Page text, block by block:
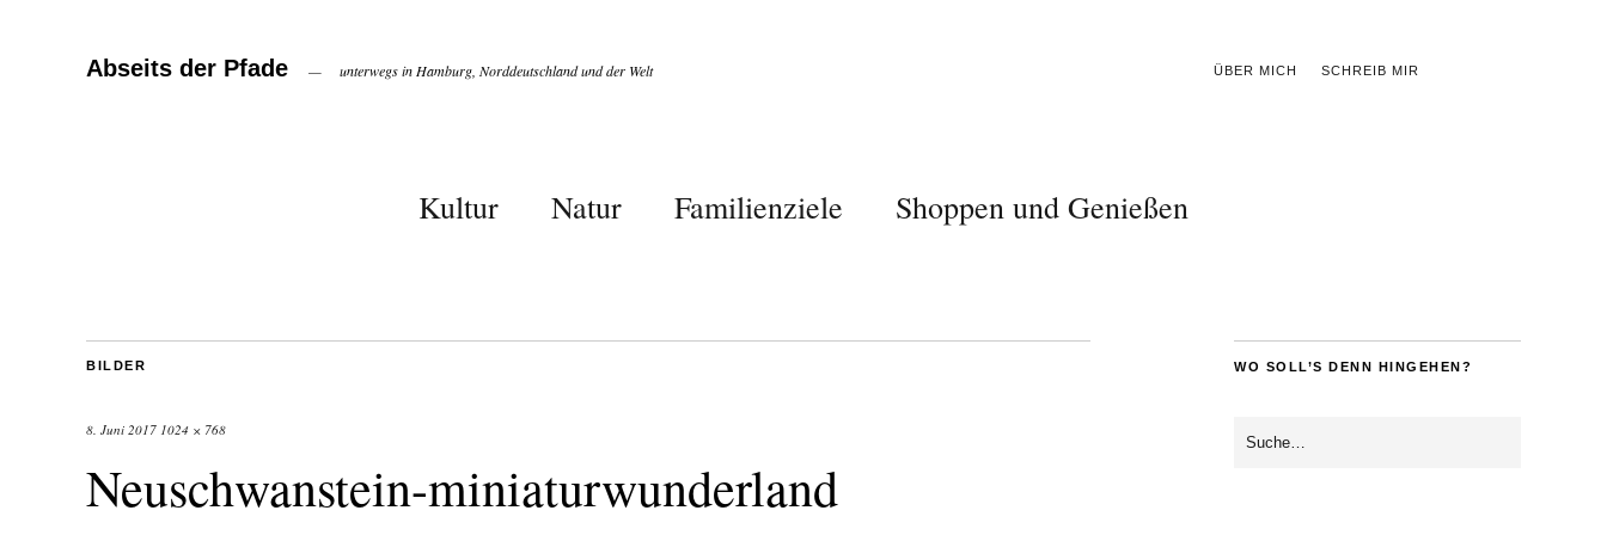
ÜBER MICH SCHREIB MIR
Abseits der Pfade unterwegs in Hamburg, Norddeutschland und der Welt
Kultur Natur Familienziele Shoppen und Genießen
BILDER
8. Juni 2017 1024 × 768
Neuschwanstein-miniaturwunderland
WO SOLL’S DENN HINGEHEN?